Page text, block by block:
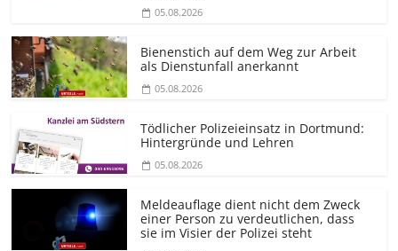
05.08.2026
Bienenstich auf dem Weg zur Arbeit
als Dienstunfall anerkannt
05.08.2026
Tödlicher Polizeieinsatz in Dortmund:
Hintergründe und Lehren
05.08.2026
Meldeauflage dient nicht dem Zweck
einer Person zu verdeutlichen, dass
sie im Visier der Polizei steht